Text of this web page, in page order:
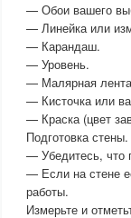
— Обои вашего
— Линейка или
— Карандаш.
— Уровень.
— Малярная
— Кисточка или
— Краска (цвет
Подготовка стены.
— Убедитесь, что
— Если на стене
работы.
Измерьте и